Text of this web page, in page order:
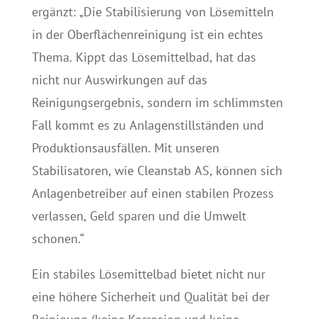
ergänzt: „Die Stabilisierung von Lösemitteln
in der Oberflächenreinigung ist ein echtes
Thema. Kippt das Lösemittelbad, hat das
nicht nur Auswirkungen auf das
Reinigungsergebnis, sondern im schlimmsten
Fall kommt es zu Anlagenstillständen und
Produktionsausfällen. Mit unseren
Stabilisatoren, wie Cleanstab AS, können sich
Anlagenbetreiber auf einen stabilen Prozess
verlassen, Geld sparen und die Umwelt
schonen.“
Ein stabiles Lösemittelbad bietet nicht nur
eine höhere Sicherheit und Qualität bei der